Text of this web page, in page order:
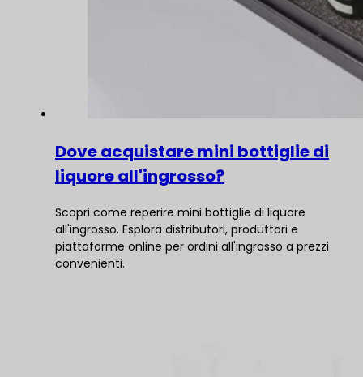
Dove acquistare mini bottiglie di
liquore all'ingrosso?
Scopri come reperire mini bottiglie di liquore
all'ingrosso. Esplora distributori, produttori e
piattaforme online per ordini all'ingrosso a prezzi
convenienti.